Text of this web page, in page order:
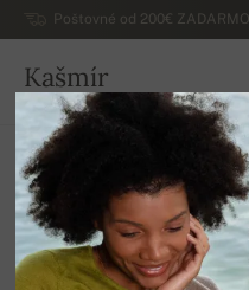
Poštovné od 200€
Kašmír
SLOVENSKO
Domov
Luxusné pánske
Pánske kašmírové svetre na